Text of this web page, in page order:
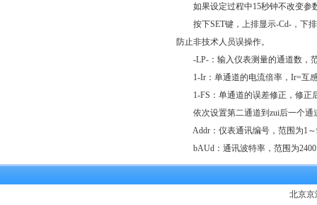
如果设定过程中15秒钟不改变参
按下SET键，上排显示-Cd-，下排
防止非技术人员误操作。
-LP-：输入仪表测量的通道数，
1-Ir：单通道的电流倍率，Ir=互感
1-FS：单通道的误差修正，修正后
依次设置第二通道到zui后一个通
Addr：仪表通讯编号，范围为1～
bAUd：通讯波特率，范围为2400
北京京